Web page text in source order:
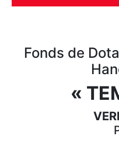
Fonds de
«